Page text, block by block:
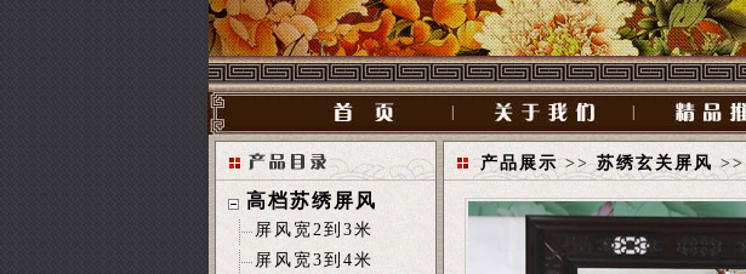
高档苏绣屏风
屏风宽2到3米
屏风宽3到4米
产品展示>>苏绣玄关屏风>>